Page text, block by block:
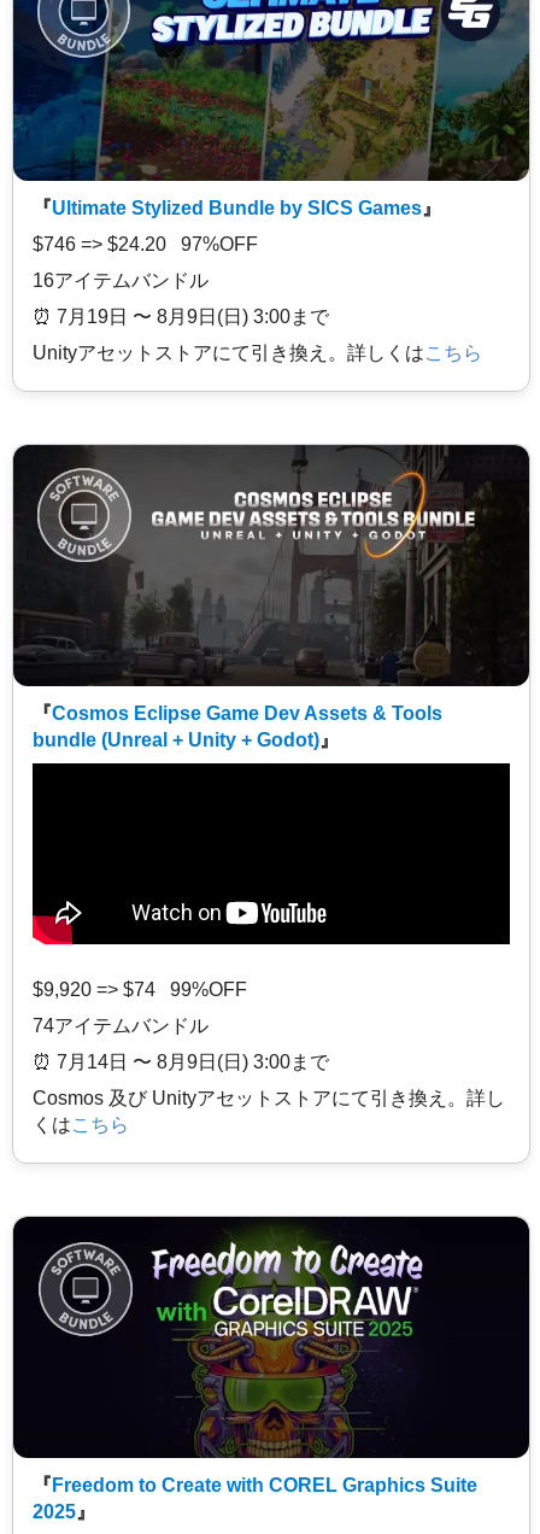
『Ultimate Stylized Bundle by SICS Games 』
$746 => $24.20 97%OFF
16アイテムバンドル
⏰️ 7月19日 〜 8月9日(日) 3:00まで
Unityアセットストアにて引き換え。詳しくはこちら
『Cosmos Eclipse Game Dev Assets & Tools
bundle (Unreal + Unity + Godot) 』
$9,920 => $74 99%OFF
74アイテムバンドル
⏰️ 7月14日 〜 8月9日(日) 3:00まで
Cosmos 及び Unityアセットストアにて引き換え。詳し
くはこちら
『 Freedom to Create with COREL Graphics Suite
2025 』